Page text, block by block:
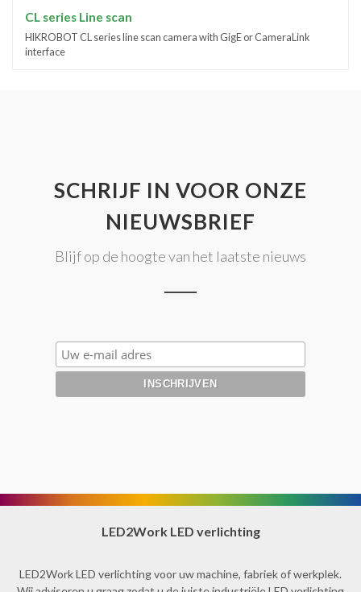
CL series Line scan
HIKROBOT CL series line scan camera with GigE or CameraLink
interface
SCHRIJF IN VOOR ONZE
NIEUWSBRIEF
Blijf op de hoogte van het laatste nieuws
LED2Work LED verlichting
LED2Work LED verlichting voor uw machine, fabriek of werkplek.